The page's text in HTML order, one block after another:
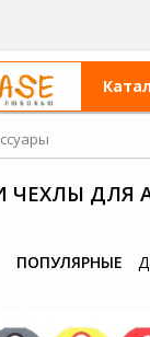
ДЛЯ
ПОПУЛЯРНЫЕ